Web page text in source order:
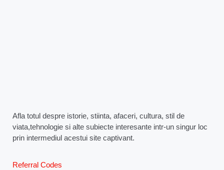
Afla totul despre istorie, stiinta, afaceri, cultura, stil de
viata,tehnologie si alte subiecte interesante intr-un singur loc
prin intermediul acestui site captivant.
Referral Codes